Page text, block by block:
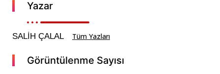
Yazar
SALİH ÇALAL Tüm Yazları
Görüntülenme Sayısı